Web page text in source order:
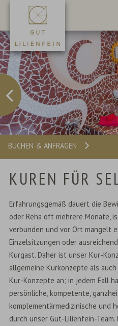
BUCHEN & ANFRAGEN
KUREN FÜR
Erfahrungsgemäß dauert die
oder Reha oft mehrere Monate,
verbunden und vor Ort mangelt
Einzelsitzungen oder
Kurgast. Daher ist unser Kur-
allgemeine Kurkonzepte als
Kur-Konzepte an; in jedem Fall
persönliche, kompetente,
komplementärmedizinische und
durch unser Gut-Lilienfein-